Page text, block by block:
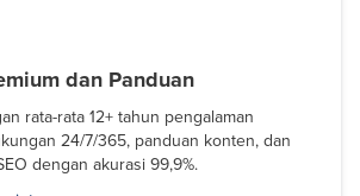
dan Panduan
rata-rata 12+ tahun pengalaman
24/7/365, panduan konten, dan
dengan akurasi 99,9%.